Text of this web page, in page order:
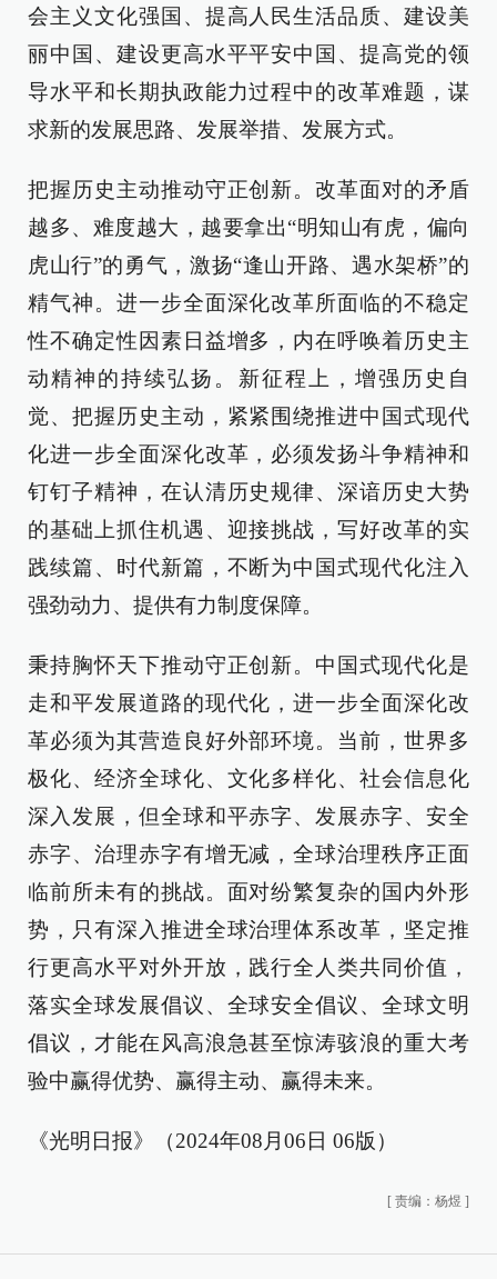
会主义文化强国、提高人民生活品质、建设美
丽中国、建设更高水平平安中国、提高党的领
导水平和长期执政能力过程中的改革难题，谋
求新的发展思路、发展举措、发展方式。
把握历史主动推动守正创新。改革面对的矛盾
越多、难度越大，越要拿出“明知山有虎，偏向
虎山行”的勇气，激扬“逢山开路、遇水架桥”的
精气神。进一步全面深化改革所面临的不稳定
性不确定性因素日益增多，内在呼唤着历史主
动精神的持续弘扬。新征程上，增强历史自
觉、把握历史主动，紧紧围绕推进中国式现代
化进一步全面深化改革，必须发扬斗争精神和
钉钉子精神，在认清历史规律、深谙历史大势
的基础上抓住机遇、迎接挑战，写好改革的实
践续篇、时代新篇，不断为中国式现代化注入
强劲动力、提供有力制度保障。
秉持胸怀天下推动守正创新。中国式现代化是
走和平发展道路的现代化，进一步全面深化改
革必须为其营造良好外部环境。当前，世界多
极化、经济全球化、文化多样化、社会信息化
深入发展，但全球和平赤字、发展赤字、安全
赤字、治理赤字有增无减，全球治理秩序正面
临前所未有的挑战。面对纷繁复杂的国内外形
势，只有深入推进全球治理体系改革，坚定推
行更高水平对外开放，践行全人类共同价值，
落实全球发展倡议、全球安全倡议、全球文明
倡议，才能在风高浪急甚至惊涛骇浪的重大考
验中赢得优势、赢得主动、赢得未来。
《光明日报》（2024年08月06日 06版）
[ 责编：杨煜 ]